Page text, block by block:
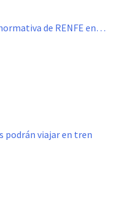
de RENFE en…
podrán viajar en tren